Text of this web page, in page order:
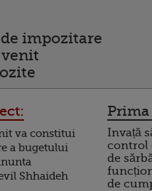
impozitare
va constitui
a bugetului
Shhaideh
Invață
control
de
de